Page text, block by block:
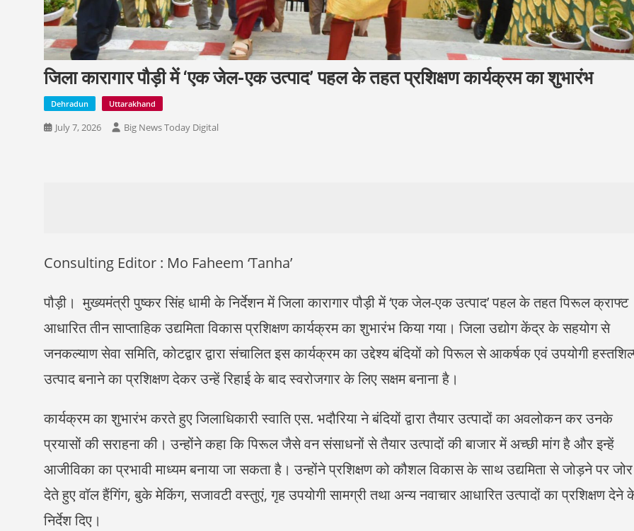
जिला कारागार पौड़ी में ‘एक जेल-एक उत्पाद’ पहल के तहत प्रशिक्षण कार्यक्रम का शुभारंभ
Dehradun Uttarakhand
July 7, 2026 Big News Today Digital
Consulting Editor : Mo Faheem ‘Tanha’
पौड़ी। मुख्यमंत्री पुष्कर सिंह धामी के निर्देशन में जिला कारागार पौड़ी में ‘एक जेल-एक उत्पाद’ पहल के तहत पिरूल क्राफ्ट
आधारित तीन साप्ताहिक उद्यमिता विकास प्रशिक्षण कार्यक्रम का शुभारंभ किया गया। जिला उद्योग केंद्र के सहयोग से
जनकल्याण सेवा समिति, कोटद्वार द्वारा संचालित इस कार्यक्रम का उद्देश्य बंदियों को पिरूल से आकर्षक एवं उपयोगी
उत्पाद बनाने का प्रशिक्षण देकर उन्हें रिहाई के बाद स्वरोजगार के लिए सक्षम बनाना है।
कार्यक्रम का शुभारंभ करते हुए जिलाधिकारी स्वाति एस. भदौरिया ने बंदियों द्वारा तैयार उत्पादों का अवलोकन कर उनके
प्रयासों की सराहना की। उन्होंने कहा कि पिरूल जैसे वन संसाधनों से तैयार उत्पादों की बाजार में अच्छी मांग है और इन्हें
आजीविका का प्रभावी माध्यम बनाया जा सकता है। उन्होंने प्रशिक्षण को कौशल विकास के साथ उद्यमिता से जोड़ने पर जोर
देते हुए वॉल हैंगिंग, बुके मेकिंग, सजावटी वस्तुएं, गृह उपयोगी सामग्री तथा अन्य नवाचार आधारित उत्पादों का प्रशिक्षण देने
निर्देश दिए।